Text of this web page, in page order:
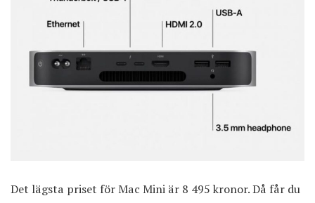
Det lägsta priset för Mac Mini är 8 495 kronor. Då får du